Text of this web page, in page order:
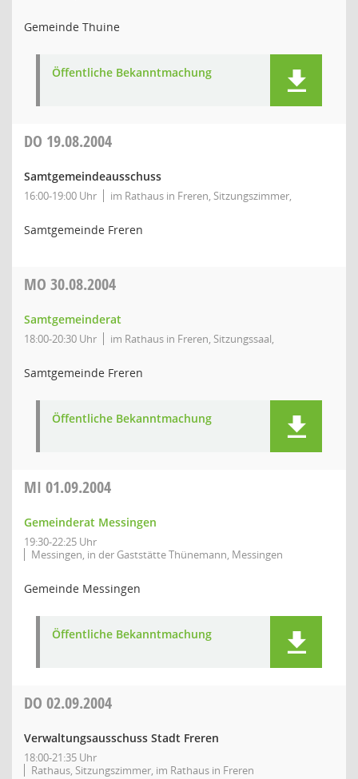
Gemeinde Thuine
Öffentliche Bekanntmachung
DO 19.08.2004
Samtgemeindeausschuss
16:00-19:00 Uhr im Rathaus in Freren, Sitzungszimmer,
Samtgemeinde Freren
MO 30.08.2004
Samtgemeinderat
18:00-20:30 Uhr im Rathaus in Freren, Sitzungssaal,
Samtgemeinde Freren
Öffentliche Bekanntmachung
MI 01.09.2004
Gemeinderat Messingen
19:30-22:25 Uhr
Messingen, in der Gaststätte Thünemann, Messingen
Gemeinde Messingen
Öffentliche Bekanntmachung
DO 02.09.2004
Verwaltungsausschuss Stadt Freren
18:00-21:35 Uhr
Rathaus, Sitzungszimmer, im Rathaus in Freren